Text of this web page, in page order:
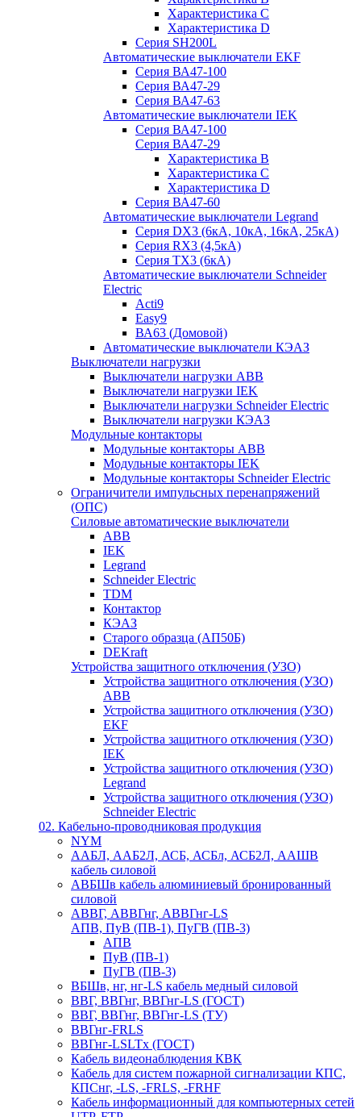
Характеристика C
Характеристика D
Серия SH200L
Автоматические выключатели EKF
Серия ВА47-100
Серия ВА47-29
Серия ВА47-63
Автоматические выключатели IEK
Серия ВА47-100
Серия ВА47-29
Характеристика B
Характеристика C
Характеристика D
Серия ВА47-60
Автоматические выключатели Legrand
Серия DX3 (6кА, 10кА, 16кА, 25кА)
Серия RX3 (4,5кА)
Серия TX3 (6кА)
Автоматические выключатели Schneider
Electric
Acti9
Easy9
ВА63 (Домовой)
Автоматические выключатели КЭАЗ
Выключатели нагрузки
Выключатели нагрузки ABB
Выключатели нагрузки IEK
Выключатели нагрузки Schneider Electric
Выключатели нагрузки КЭАЗ
Модульные контакторы
Модульные контакторы ABB
Модульные контакторы IEK
Модульные контакторы Schneider Electric
Ограничители импульсных перенапряжений
(ОПС)
Силовые автоматические выключатели
ABB
IEK
Legrand
Schneider Electric
TDM
Контактор
КЭАЗ
Старого образца (АП50Б)
DEKraft
Устройства защитного отключения (УЗО)
Устройства защитного отключения (УЗО)
ABB
Устройства защитного отключения (УЗО)
EKF
Устройства защитного отключения (УЗО)
IEK
Устройства защитного отключения (УЗО)
Legrand
Устройства защитного отключения (УЗО)
Schneider Electric
02. Кабельно-проводниковая продукция
NYM
ААБЛ, ААБ2Л, АСБ, АСБл, АСБ2Л, ААШВ
кабель силовой
АВБШв кабель алюминиевый бронированный
силовой
АВВГ, АВВГнг, АВВГнг-LS
АПВ, ПуВ (ПВ-1), ПуГВ (ПВ-3)
АПВ
ПуВ (ПВ-1)
ПуГВ (ПВ-3)
ВБШв, нг, нг-LS кабель медный силовой
ВВГ, ВВГнг, ВВГнг-LS (ГОСТ)
ВВГ, ВВГнг, ВВГнг-LS (ТУ)
ВВГнг-FRLS
ВВГнг-LSLTx (ГОСТ)
Кабель видеонаблюдения КВК
Кабель для систем пожарной сигнализации КПС,
КПСнг, -LS, -FRLS, -FRHF
Кабель информационный для компьютерных сетей